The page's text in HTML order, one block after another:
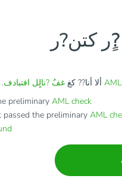
ألا أنا?? كغغفٌ ?نالٍل افتبادف
preliminary AML check
the preliminary AML